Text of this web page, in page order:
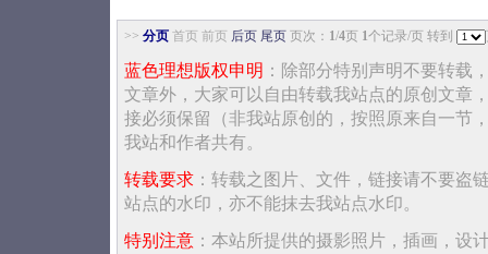
>> 分页 首页 前页 后页 尾页 页次： 1/4页 1个记录/页 转到
蓝色理想版权申明 ：除部分特别声明不要转载
文章外，大家可以自由转载我站点的原创文章
接必须保留（非我站原创的，按照原来自一节
我站和作者共有。
转载要求 ：转载之图片、文件，链接请不要盗
站点的水印，亦不能抹去我站点水印。
特别注意 ：本站所提供的摄影照片，插画，设